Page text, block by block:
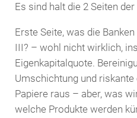
Es sind halt die 2 Seiten
Erste Seite, was die
III? – wohl nicht wirklich,
Eigenkapitalquote.
Umschichtung und
Papiere raus – aber, was
welche Produkte werden